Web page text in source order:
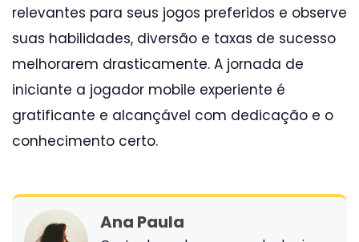
relevantes para seus jogos preferidos e observe
suas habilidades, diversão e taxas de sucesso
melhorarem drasticamente. A jornada de
iniciante a jogador mobile experiente é
gratificante e alcançável com dedicação e o
conhecimento certo.
Ana Paula